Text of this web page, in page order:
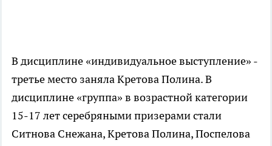
В дисциплине «индивидуальное выступление» -
третье место заняла Кретова Полина. В
дисциплине «группа» в возрастной категории
15-17 лет серебряными призерами стали
Ситнова Снежана, Кретова Полина, Поспелова